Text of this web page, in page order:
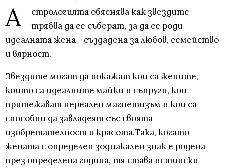
А
стрологията обяснява как звездите
трябва да се съберат, за да се роди
идеалната жена - създадена за любов, семейство
и вярност.
Звездите могат да покажат кои са жените,
които са идеалните майки и съпруги, кои
притежават нереален магнетизъм и кои са
способни да завладеят със своята
изобретателност и красота.Така, когато
жената с определен зодиакален знак е родена
през определена година, тя става истински